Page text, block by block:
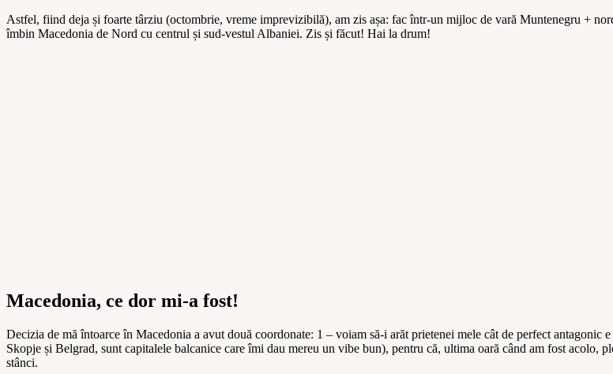
Astfel, fiind deja și foarte târziu (octombrie, vreme imprevizibilă), am zis așa: fac într-un mijloc de vară Muntenegru +
îmbin Macedonia de Nord cu centrul și sud-vestul Albaniei. Zis și făcut! Hai la drum!
Macedonia, ce dor mi-a fost!
Decizia de mă întoarce în Macedonia a avut două coordonate: 1 – voiam să-i arăt prietenei mele cât de perfect antagonic
Skopje și Belgrad, sunt capitalele balcanice care îmi dau mereu un vibe bun), pentru că, ultima oară când am fost acolo,
stânci.